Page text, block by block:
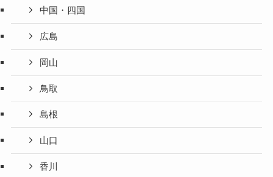
中国・四国
広島
岡山
鳥取
島根
山口
香川